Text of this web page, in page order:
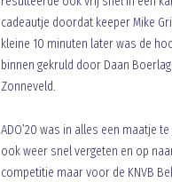
cadeautje doordat keeper Mike
kleine 10 minuten later was de
binnen gekruld door Daan
Zonneveld.
ADO’20 was in alles een maatje
ook weer snel vergeten en op
competitie maar voor de KNVB